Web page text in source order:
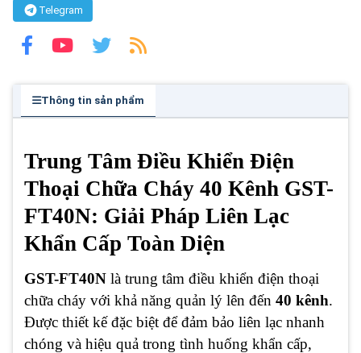
Telegram
Thông tin sản phẩm
Trung Tâm Điều Khiển Điện
Thoại Chữa Cháy 40 Kênh GST-
FT40N: Giải Pháp Liên Lạc
Khẩn Cấp Toàn Diện
GST-FT40N là trung tâm điều khiển điện thoại
chữa cháy với khả năng quản lý lên đến 40 kênh.
Được thiết kế đặc biệt để đảm bảo liên lạc nhanh
chóng và hiệu quả trong tình huống khẩn cấp,